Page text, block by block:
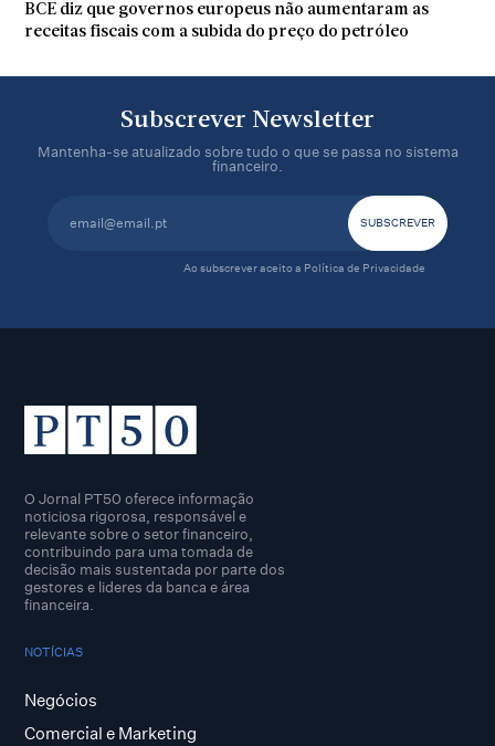
BCE diz que governos europeus não aumentaram as
receitas fiscais com a subida do preço do petróleo
Subscrever Newsletter
Mantenha-se atualizado sobre tudo o que se passa no sistema
financeiro.
Ao subscrever aceito a Política de Privacidade
O Jornal PT50 oferece informação
noticiosa rigorosa, responsável e
relevante sobre o setor financeiro,
contribuindo para uma tomada de
decisão mais sustentada por parte dos
gestores e lideres da banca e área
financeira.
NOTÍCIAS
Negócios
Comercial e Marketing